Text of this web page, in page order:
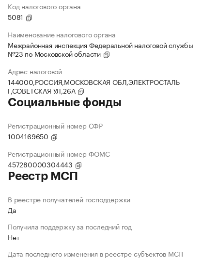
Код налогового органа
5081
Наименование налогового органа
Межрайонная инспекция Федеральной налоговой службы
№23 по Московской области
Адрес налоговой
144000,РОССИЯ,МОСКОВСКАЯ ОБЛ,ЭЛЕКТРОСТАЛЬ
Г,СОВЕТСКАЯ УЛ,26А
Социальные фонды
Регистрационный номер СФР
1004169650
Регистрационный номер ФОМС
457280000304443
Реестр МСП
В реестре получателей господдержки
Да
Получила поддержку за последний год
Нет
Дата последнего изменения в реестре субъектов МСП